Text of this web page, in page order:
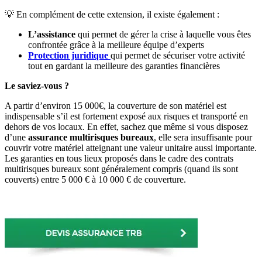
💡 En complément de cette extension, il existe également :
L’assistance qui permet de gérer la crise à laquelle vous êtes
confrontée grâce à la meilleure équipe d’experts
Protection juridique qui permet de sécuriser votre activité
tout en gardant la meilleure des garanties financières
Le saviez-vous ?
A partir d’environ 15 000€, la couverture de son matériel est
indispensable s’il est fortement exposé aux risques et transporté en
dehors de vos locaux. En effet, sachez que même si vous disposez
d’une assurance multirisques bureaux, elle sera insuffisante pour
couvrir votre matériel atteignant une valeur unitaire aussi importante.
Les garanties en tous lieux proposés dans le cadre des contrats
multirisques bureaux sont généralement compris (quand ils sont
couverts) entre 5 000 € à 10 000 € de couverture.